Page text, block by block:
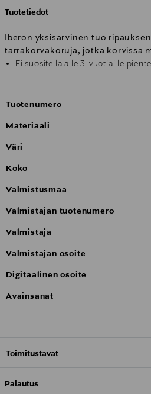
Tuotetiedot
Iberon yksisarvinen tuo
tarrakorvakoruja, jotka korvissa
Ei suositella alle 3-vuotiaille
Tuotenumero
Materiaali
Väri
Koko
Valmistusmaa
Valmistajan tuotenumero
Valmistaja
Valmistajan osoite
Digitaalinen osoite
Avainsanat
Toimitustavat
Palautus